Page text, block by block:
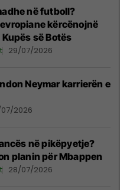
në futboll?
kërcënojnë
së Botës
29/07/2026
Neymar karrierën e
2026
në pikëpyetje?
planin për Mbappen
28/07/2026